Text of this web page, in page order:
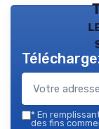
* En
des fins